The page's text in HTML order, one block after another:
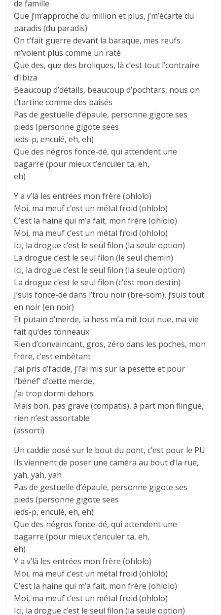
de famille
Que j’m’approche du million et plus, j’m’écarte du
paradis (du paradis)
On t’fait guerre devant la baraque, mes reufs
m’voient plus comme un raté
Que des, que des broliques, là c’est tout l’contraire
d’Ibiza
Beaucoup d’détails, beaucoup d’pochtars, nous on
t’tartine comme des baisés
Pas de gestuelle d’épaule, personne gigote ses
pieds (personne gigote sees
ieds-p, enculé, eh, eh)
Que des négros fonce-dé, qui attendent une
bagarre (pour mieux t’enculer ta, eh,
eh)
Y a v’là les entrées mon frère (ohlolo)
Moi, ma meuf c’est un métal froid (ohlolo)
C’est la haine qui m’a fait, mon frère (ohlolo)
Moi, ma meuf c’est un métal froid (ohlolo)
Ici, la drogue c’est le seul filon (la seule option)
La drogue c’est le seul filon (le seul chemin)
Ici, la drogue c’est le seul filon (la seule option)
La drogue c’est le seul filon (c’est mon destin)
J’suis fonce-dé dans l’trou noir (bre-som), j’suis tout
en noir (en noir)
Et putain d’merde, la hess m’a mit tout nue, ma vie
fait qu’des tonneaux
Rien d’convaincant, gros, zéro dans les poches, mon
frère, c’est embêtant
J’ai pris d’l’acide, j’l’ai mis sur la pesette et pour
l’bénéf’ d’cette merde,
j’ai trop dormi dehors
Mais bon, pas grave (compatis), à part mon flingue,
rien n’est assortable
(assorti)
Un caddie posé sur le bout du pont, c’est pour le PU
Ils viennent de poser une caméra au bout d’la rue,
yah, yah, yah
Pas de gestuelle d’épaule, personne gigote ses
pieds (personne gigote sees
ieds-p, enculé, eh, eh)
Que des négros fonce-dé, qui attendent une
bagarre (pour mieux t’enculer ta, eh,
eh)
Y a v’là les entrées mon frère (ohlolo)
Moi, ma meuf c’est un métal froid (ohlolo)
C’est la haine qui m’a fait, mon frère (ohlolo)
Moi, ma meuf c’est un métal froid (ohlolo)
Ici, la drogue c’est le seul filon (la seule option)